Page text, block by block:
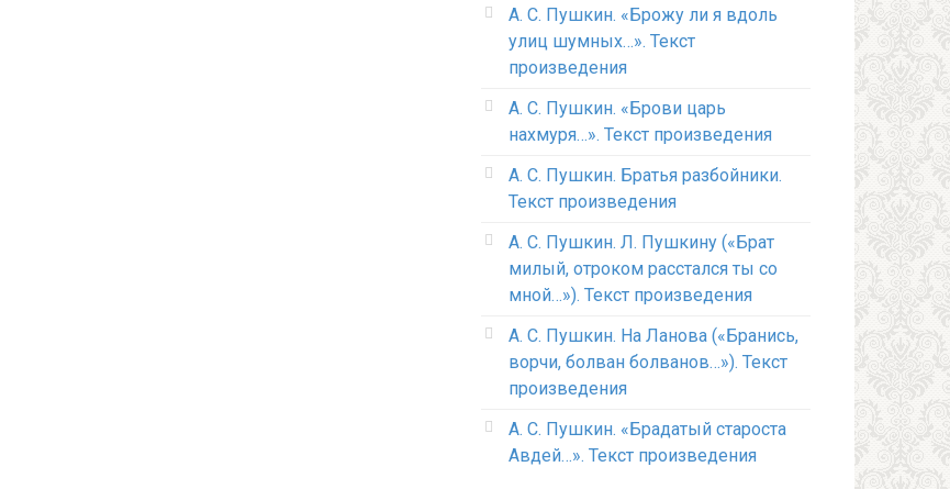
А. С. Пушкин. «Брожу ли я вдоль
улиц шумных…». Текст
произведения
А. С. Пушкин. «Брови царь
нахмуря…». Текст произведения
А. С. Пушкин. Братья разбойники.
Текст произведения
А. С. Пушкин. Л. Пушкину («Брат
милый, отроком расстался ты со
мной…»). Текст произведения
А. С. Пушкин. На Ланова («Бранись,
ворчи, болван болванов…»). Текст
произведения
А. С. Пушкин. «Брадатый староста
Авдей…». Текст произведения